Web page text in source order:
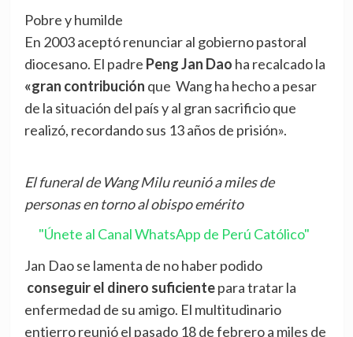
Pobre y humilde
En 2003 aceptó renunciar al gobierno pastoral
diocesano. El padre Peng Jan Dao ha recalcado la
«gran contribución que Wang ha hecho a pesar
de la situación del país y al gran sacrificio que
realizó, recordando sus 13 años de prisión».
El funeral de Wang Milu reunió a miles de
personas en torno al obispo emérito
"Únete al Canal WhatsApp de Perú Católico"
Jan Dao se lamenta de no haber podido
conseguir el dinero suficientepara tratar la
enfermedad de su amigo. El multitudinario
entierro reunió el pasado 18 de febrero a miles de